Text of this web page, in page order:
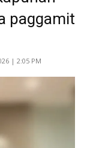
paggamit
| 2:05 PM